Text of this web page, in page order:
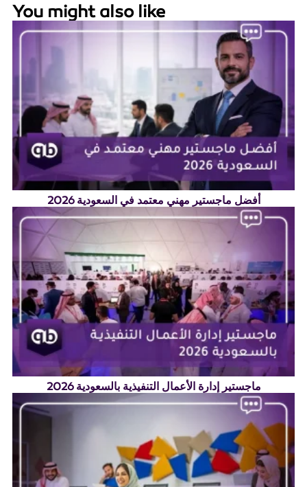
You might also like
أفضل ماجستير مهني معتمد في السعودية 2026
ماجستير إدارة الأعمال التنفيذية بالسعودية 2026